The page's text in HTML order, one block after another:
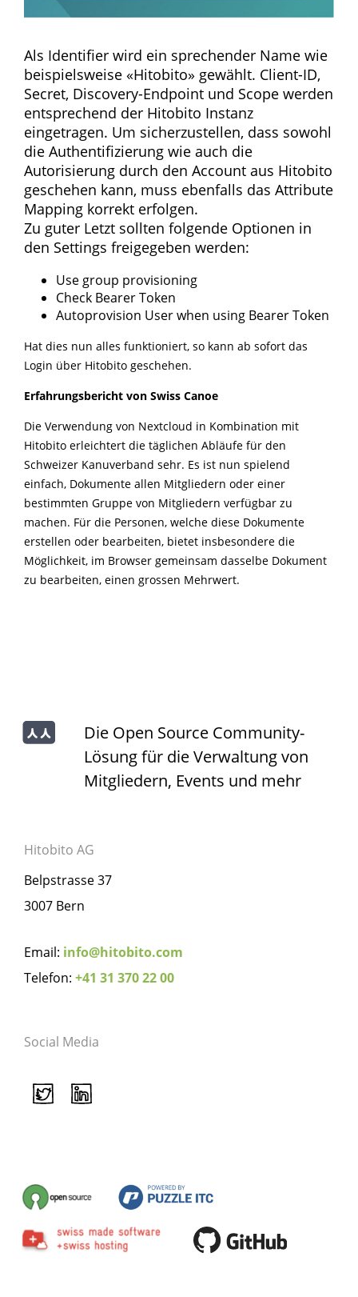
Als Identifier wird ein sprechender Name wie
beispielsweise «Hitobito» gewählt. Client-ID,
Secret, Discovery-Endpoint und Scope werden
entsprechend der Hitobito Instanz
eingetragen. Um sicherzustellen, dass sowohl
die Authentifizierung wie auch die
Autorisierung durch den Account aus Hitobito
geschehen kann, muss ebenfalls das Attribute
Mapping korrekt erfolgen.
Zu guter Letzt sollten folgende Optionen in
den Settings freigegeben werden:
Use group provisioning
Check Bearer Token
Autoprovision User when using Bearer Token
Hat dies nun alles funktioniert, so kann ab sofort das
Login über Hitobito geschehen.
Erfahrungsbericht von Swiss Canoe
Die Verwendung von Nextcloud in Kombination mit
Hitobito erleichtert die täglichen Abläufe für den
Schweizer Kanuverband sehr. Es ist nun spielend
einfach, Dokumente allen Mitgliedern oder einer
bestimmten Gruppe von Mitgliedern verfügbar zu
machen. Für die Personen, welche diese Dokumente
erstellen oder bearbeiten, bietet insbesondere die
Möglichkeit, im Browser gemeinsam dasselbe Dokument
zu bearbeiten, einen grossen Mehrwert.
Die Open Source Community-
Lösung für die Verwaltung von
Mitgliedern, Events und mehr
Hitobito AG
Belpstrasse 37
3007 Bern
Email: info@hitobito.com
Telefon: +41 31 370 22 00
Social Media